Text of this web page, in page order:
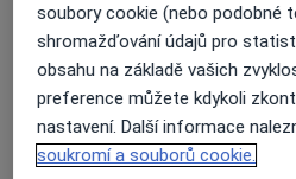
Názory
Přidejte
soubory cookie (nebo podobné
shromažďování údajů pro
obsahu na základě vašich
preference můžete kdykoli
nastavení. Další informace
soukromí a souborů cookie.